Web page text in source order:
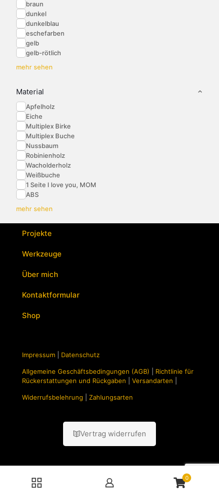
braun
dunkel
dunkelblau
eschefarben
gelb
gelb-rötlich
mehr sehen
Material
Apfelholz
Eiche
Multiplex Birke
Multiplex Buche
Nussbaum
Robinienholz
Wacholderholz
Weißbuche
1 Seite I love you, MOM
ABS
mehr sehen
Projekte
Werkzeuge
Über mich
Kontaktformular
Shop
Impressum Datenschutz
Allgemeine Geschäftsbedingungen (AGB)
Richtlinie für
Rückerstattungen und Rückgaben
Versandarten
Widerrufsbelehrung Zahlungsarten
Vertrag widerrufen
0